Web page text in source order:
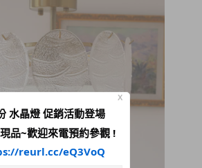
X
水晶燈 促銷活動登場
品~歡迎來電預約參觀 !
reurl.cc/eQ3VoQ